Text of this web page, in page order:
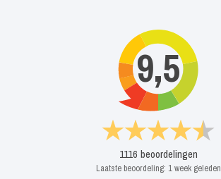
9,5
1116 beoordelingen
Laatste beoordeling: 1 week geleden